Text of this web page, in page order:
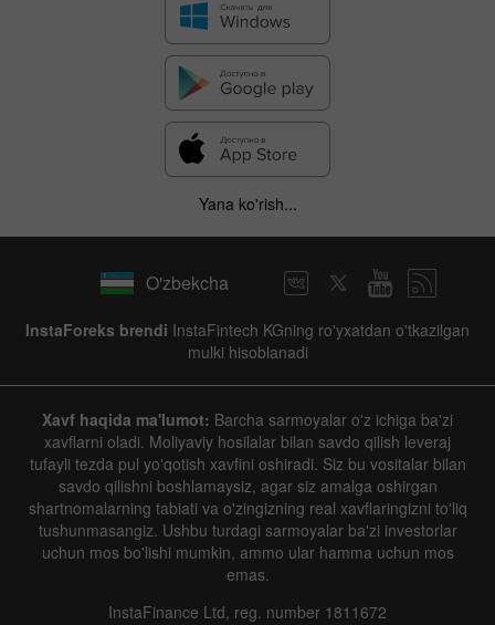
Yana ko'rish...
O'zbekcha
InstaForeks brendi InstaFintech KGning ro'yxatdan o'tkazilgan
mulki hisoblanadi
Xavf haqida ma'lumot: Barcha sarmoyalar o'z ichiga ba'zi
xavflarni oladi. Moliyaviy hosilalar bilan savdo qilish leveraj
tufayli tezda pul yo'qotish xavfini oshiradi. Siz bu vositalar bilan
savdo qilishni boshlamaysiz, agar siz amalga oshirgan
shartnomalarning tabiati va o'zingizning real xavflaringizni to'liq
tushunmasangiz. Ushbu turdagi sarmoyalar ba'zi investorlar
uchun mos bo'lishi mumkin, ammo ular hamma uchun mos
emas.
InstaFinance Ltd, reg. number 1811672